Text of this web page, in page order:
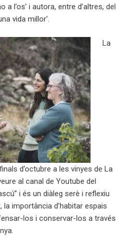
a l’os’ i autora, entre d’altres, del
vida millor’.
La
d’octubre a les vinyes de La
al canal de Youtube del
i és un diàleg serè i reflexiu
importància d’habitar espais
los i conservar-los a través